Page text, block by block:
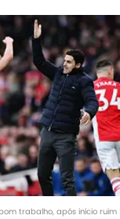
trabalho, após início ruim